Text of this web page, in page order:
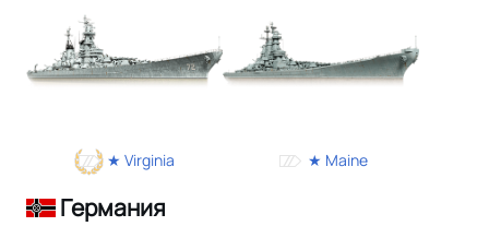
★ Virginia ★ Maine
Германия